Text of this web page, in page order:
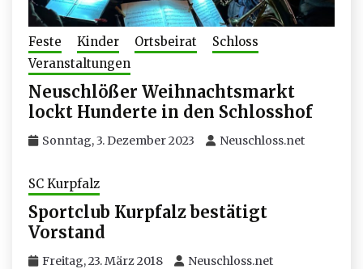
Feste Kinder Ortsbeirat
Schloss
Veranstaltungen
Neuschlößer Weihnachtsmarkt
lockt Hunderte in den Schlosshof
Sonntag, 3. Dezember 2023 Neuschloss.net
SC Kurpfalz
Sportclub Kurpfalz bestätigt
Vorstand
Freitag, 23. März 2018 Neuschloss.net